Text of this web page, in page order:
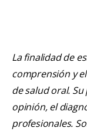
La finalidad de
comprensión y
de salud oral.
opinión, el
profesionales.